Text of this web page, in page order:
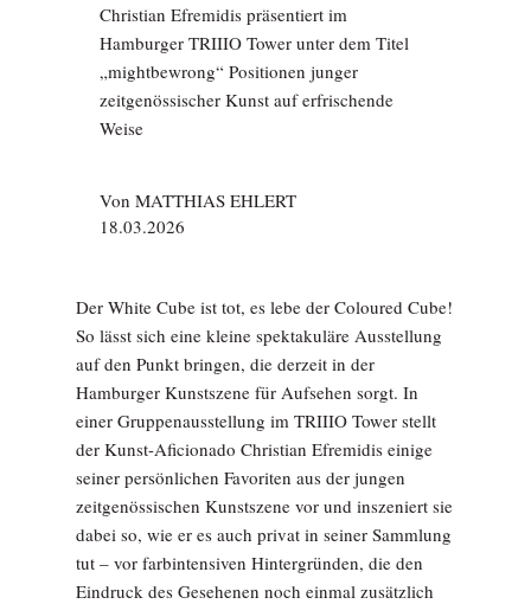
Christian Efremidis präsentiert im
Hamburger TRIIIO Tower unter dem Titel
„mightbewrong“ Positionen junger
zeitgenössischer Kunst auf erfrischende
Weise
Von MATTHIAS EHLERT
18.03.2026
Der White Cube ist tot, es lebe der Coloured Cube!
So lässt sich eine kleine spektakuläre Ausstellung
auf den Punkt bringen, die derzeit in der
Hamburger Kunstszene für Aufsehen sorgt. In
einer Gruppenausstellung im TRIIIO Tower stellt
der Kunst-Aficionado Christian Efremidis einige
seiner persönlichen Favoriten aus der jungen
zeitgenössischen Kunstszene vor und inszeniert sie
dabei so, wie er es auch privat in seiner Sammlung
tut – vor farbintensiven Hintergründen, die den
Eindruck des Gesehenen noch einmal zusätzlich